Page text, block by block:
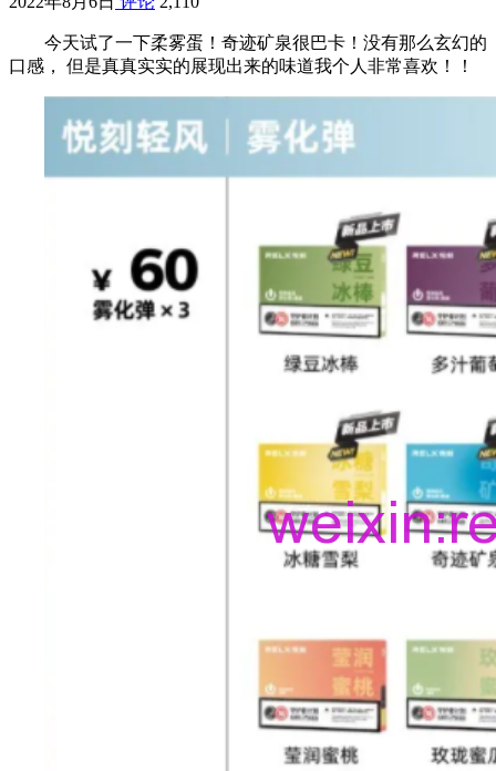
今天试了一下柔雾蛋！奇迹矿泉很巴卡！没有那么玄幻的
口感， 但是真真实实的展现出来的味道我个人非常喜欢！！